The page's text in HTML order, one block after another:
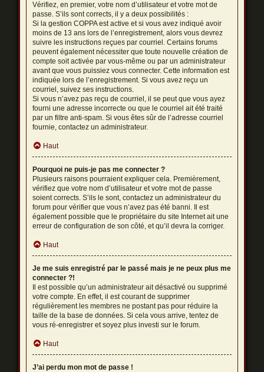
Vérifiez, en premier, votre nom d’utilisateur et votre mot de
passe. S’ils sont corrects, il y a deux possibilités :
Si la gestion COPPA est active et si vous avez indiqué avoir
moins de 13 ans lors de l’enregistrement, alors vous devrez
suivre les instructions reçues par courriel. Certains forums
peuvent également nécessiter que toute nouvelle création de
compte soit activée par vous-même ou par un administrateur
avant que vous puissiez vous connecter. Cette information est
indiquée lors de l’enregistrement. Si vous avez reçu un
courriel, suivez ses instructions.
Si vous n’avez pas reçu de courriel, il se peut que vous ayez
fourni une adresse incorrecte ou que le courriel ait été traité
par un filtre anti-spam. Si vous êtes sûr de l’adresse courriel
fournie, contactez un administrateur.
Haut
Pourquoi ne puis-je pas me connecter ?
Plusieurs raisons pourraient expliquer cela. Premièrement,
vérifiez que votre nom d’utilisateur et votre mot de passe
soient corrects. S’ils le sont, contactez un administrateur du
forum pour vérifier que vous n’avez pas été banni. Il est
également possible que le propriétaire du site Internet ait une
erreur de configuration de son côté, et qu’il devra la corriger.
Haut
Je me suis enregistré par le passé mais je ne peux plus me
connecter ?!
Il est possible qu’un administrateur ait désactivé ou supprimé
votre compte. En effet, il est courant de supprimer
régulièrement les membres ne postant pas pour réduire la
taille de la base de données. Si cela vous arrive, tentez de
vous ré-enregistrer et soyez plus investi sur le forum.
Haut
J’ai perdu mon mot de passe !